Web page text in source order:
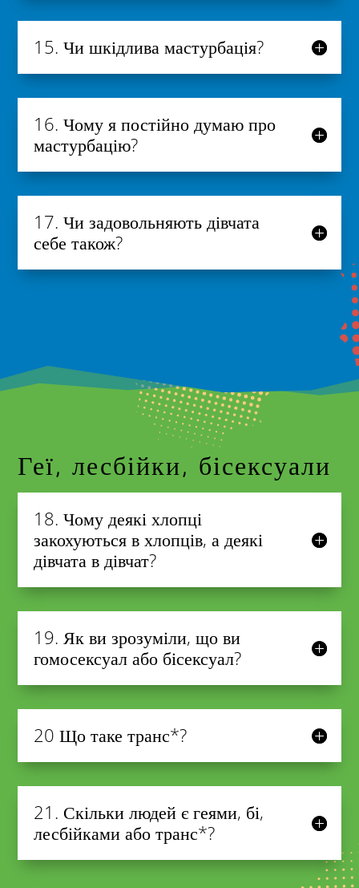
15. Чи шкідлива мастурбація?
16. Чому я постійно думаю про
мастурбацію?
17. Чи задовольняють дівчата
себе також?
Геї, лесбійки, бісексуали
18. Чому деякі хлопці
закохуються в хлопців, а деякі
дівчата в дівчат?
19. Як ви зрозуміли, що ви
гомосексуал або бісексуал?
20 Що таке транс*?
21. Скільки людей є геями, бі,
лесбійками або транс*?